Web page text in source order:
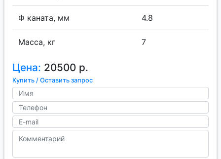
Ф каната, мм 4.8
Масса, кг 7
Цена: 20500 р.
Купить / Оставить запрос